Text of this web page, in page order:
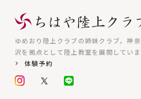
ゆめおり陸上クラブの姉妹クラブ。神
沢を拠点として陸上教室を展開していま
体験予約